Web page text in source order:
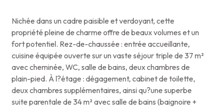
Nichée dans un cadre paisible et verdoyant, cette
propriété pleine de charme offre de beaux volumes et un
fort potentiel. Rez-de-chaussée : entrée accueillante,
cuisine équipée ouverte sur un vaste séjour triple de 37 m²
avec cheminée, WC, salle de bains, deux chambres de
plain-pied. À l?étage : dégagement, cabinet de toilette,
deux chambres supplémentaires, ainsi qu?une superbe
suite parentale de 34 m² avec salle de bains (baignoire +